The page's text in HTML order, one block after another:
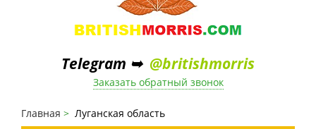
Telegram ➥ @britishmorris
Заказать обратный звонок
Главная
Луганская область